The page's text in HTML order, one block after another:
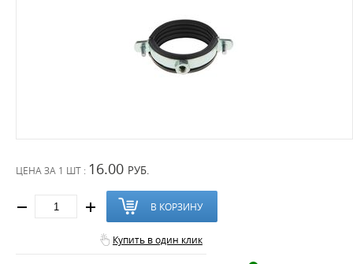
ЦЕНА ЗА 1 ШТ : 16.00 РУБ.
В КОРЗИНУ
Купить в один клик